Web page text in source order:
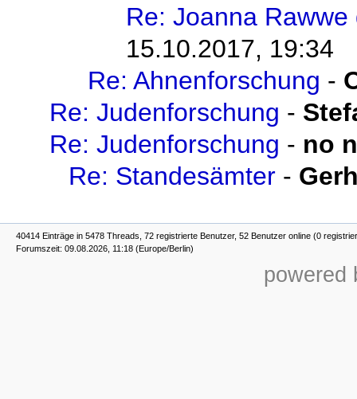
Re: Joanna
15.10.2017, 19:34
Re: Ahnenforschung -
Re: Judenforschung -
Re: Judenforschung - no
Re: Standesämter -
40414 Einträge in 5478 Threads, 72 registrierte Benutzer, 52 Benutzer online (0
Forumszeit: 09.08.2026, 11:18 (Europe/Berlin)
powered